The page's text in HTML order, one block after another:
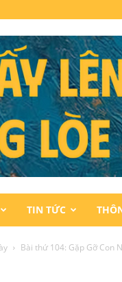
TIN TỨC
Bài thứ 104: Gặp Gỡ Con